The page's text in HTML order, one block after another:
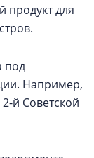
продукт для
под
Например,
й Советской